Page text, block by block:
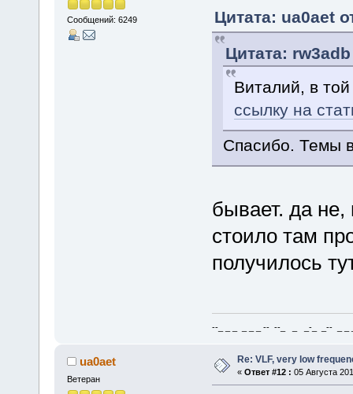
Сообщений: 6249
Цитата: ua0aet
Цитата:
Виталий, в
ссылку на
Спасибо. Темы
бывает. да
стоило там
получилось
--_ _ _ _ _ _ -- --_ _ _-_ _-- _ _
ua0aet
Ветеран
Re: VLF, very low
« Ответ #12 : 05 Августа